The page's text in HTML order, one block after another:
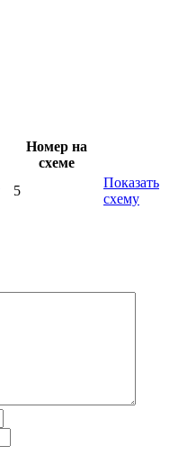
Номер на
схеме
5
Показать
схему